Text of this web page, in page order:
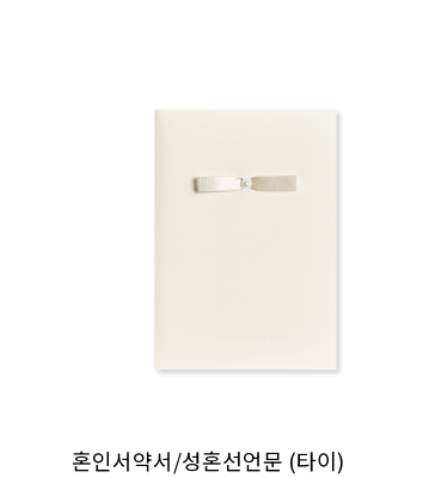
혼인서약서/성혼선언문 (타이)